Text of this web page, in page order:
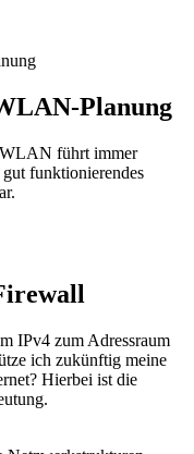
Planung
führt immer
funktionierendes
IPv4 zum Adressraum
ich zukünftig meine
Hierbei ist die